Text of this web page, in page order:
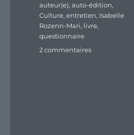
Étiquettes
auteur(e),auto-édition,
Culture,entretien, Isabelle
Rozenn-Mari, livre,
questionnaire
2 commentairessur